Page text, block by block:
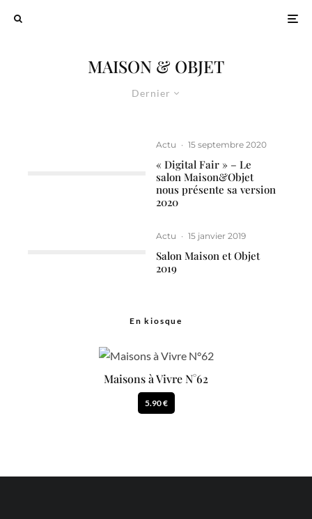
MAISON & OBJET
Dernier
Actu · 15 septembre 2020
« Digital Fair » – Le
salon Maison&Objet
nous présente sa version
2020
Actu · 15 janvier 2019
Salon Maison et Objet
2019
En kiosque
Maisons à Vivre N°62
5.90 €